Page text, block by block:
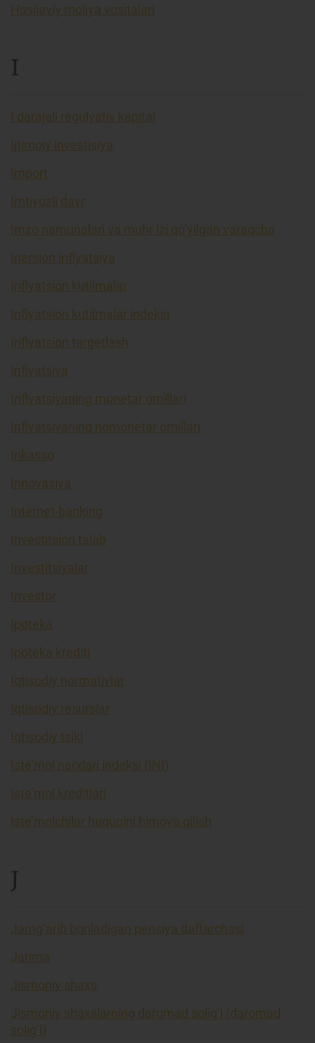
Hosilaviy moliya vositalari
I
I darajali regulyativ kapital
Ijtimoiy investisiya
Import
Imtiyozli davr
Imzo namunalari va muhr izi qo’yilgan varaqcha
Inersion inflyatsiya
Inflyatsion kutilmalar
Inflyatsion kutilmalar indeksi
Inflyatsion targetlash
Inflyatsiya
Inflyatsiyaning monetar omillari
Inflyatsiyaning nomonetar omillari
Inkasso
Innovasiya
Internet-banking
Investitsion talab
Investitsiyalar
Investor
Ipoteka
Ipoteka krediti
Iqtisodiy normativlar
Iqtisodiy resurslar
Iqtisodiy tsikl
Iste'mol narxlari indeksi (INI)
Iste’mol kreditlari
Iste’molchilar huquqini himoya qilish
J
Jamg’arib boriladigan pensiya daftarchasi
Jarima
Jismoniy shaxs
Jismoniy shaxslarning daromad solig’i (daromad
solig’i)